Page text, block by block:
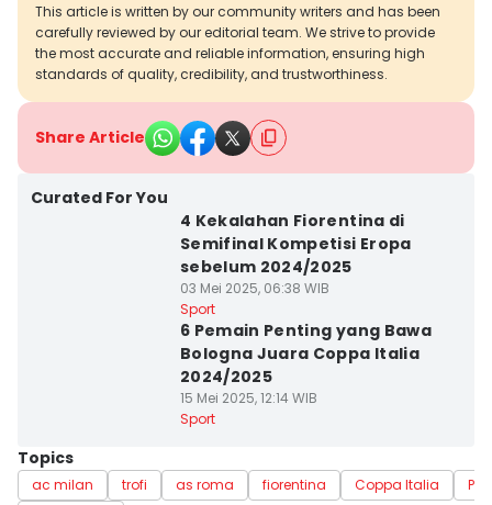
This article is written by our community writers and has been
carefully reviewed by our editorial team. We strive to provide
the most accurate and reliable information, ensuring high
standards of quality, credibility, and trustworthiness.
Share Article
Curated For You
4 Kekalahan Fiorentina di
Semifinal Kompetisi Eropa
sebelum 2024/2025
03 Mei 2025, 06:38 WIB
Sport
6 Pemain Penting yang Bawa
Bologna Juara Coppa Italia
2024/2025
15 Mei 2025, 12:14 WIB
Sport
Topics
ac milan trofi as roma fiorentina Coppa Italia